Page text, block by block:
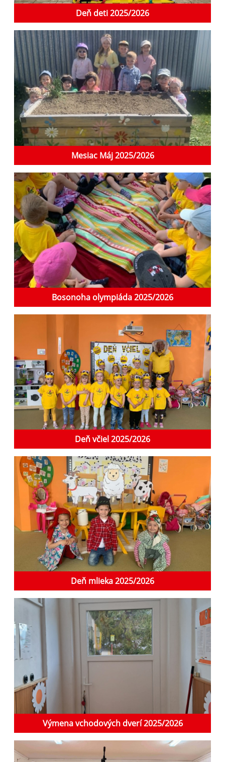
Deň deti 2025/2026
Mesiac Máj 2025/2026
Bosonoha olympiáda 2025/2026
Deň včiel 2025/2026
Deň mlieka 2025/2026
Výmena vchodových dverí 2025/2026